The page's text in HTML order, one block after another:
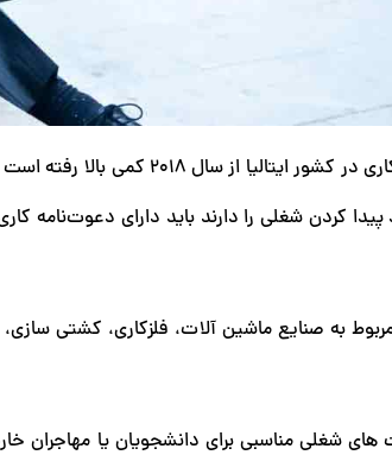
کردن شغلی را دارند باید دارای دعوت‌نامه
به صنایع ماشین آلات، فلزکاری، کشتی
شغلی مناسبی برای دانشجویان یا مهاجران